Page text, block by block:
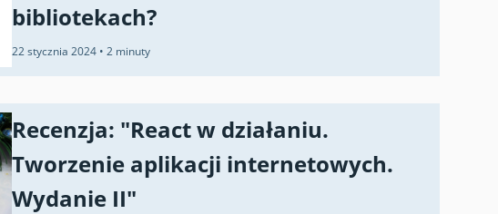
bibliotekach?
22 stycznia 2024 • 2 minuty
Recenzja: "React w działaniu.
Tworzenie aplikacji internetowych.
Wydanie II"